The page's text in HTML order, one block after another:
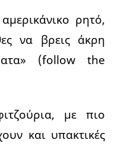
ρητό,
να βρεις άκρη
(follow the
με πιο
και υπακτικές